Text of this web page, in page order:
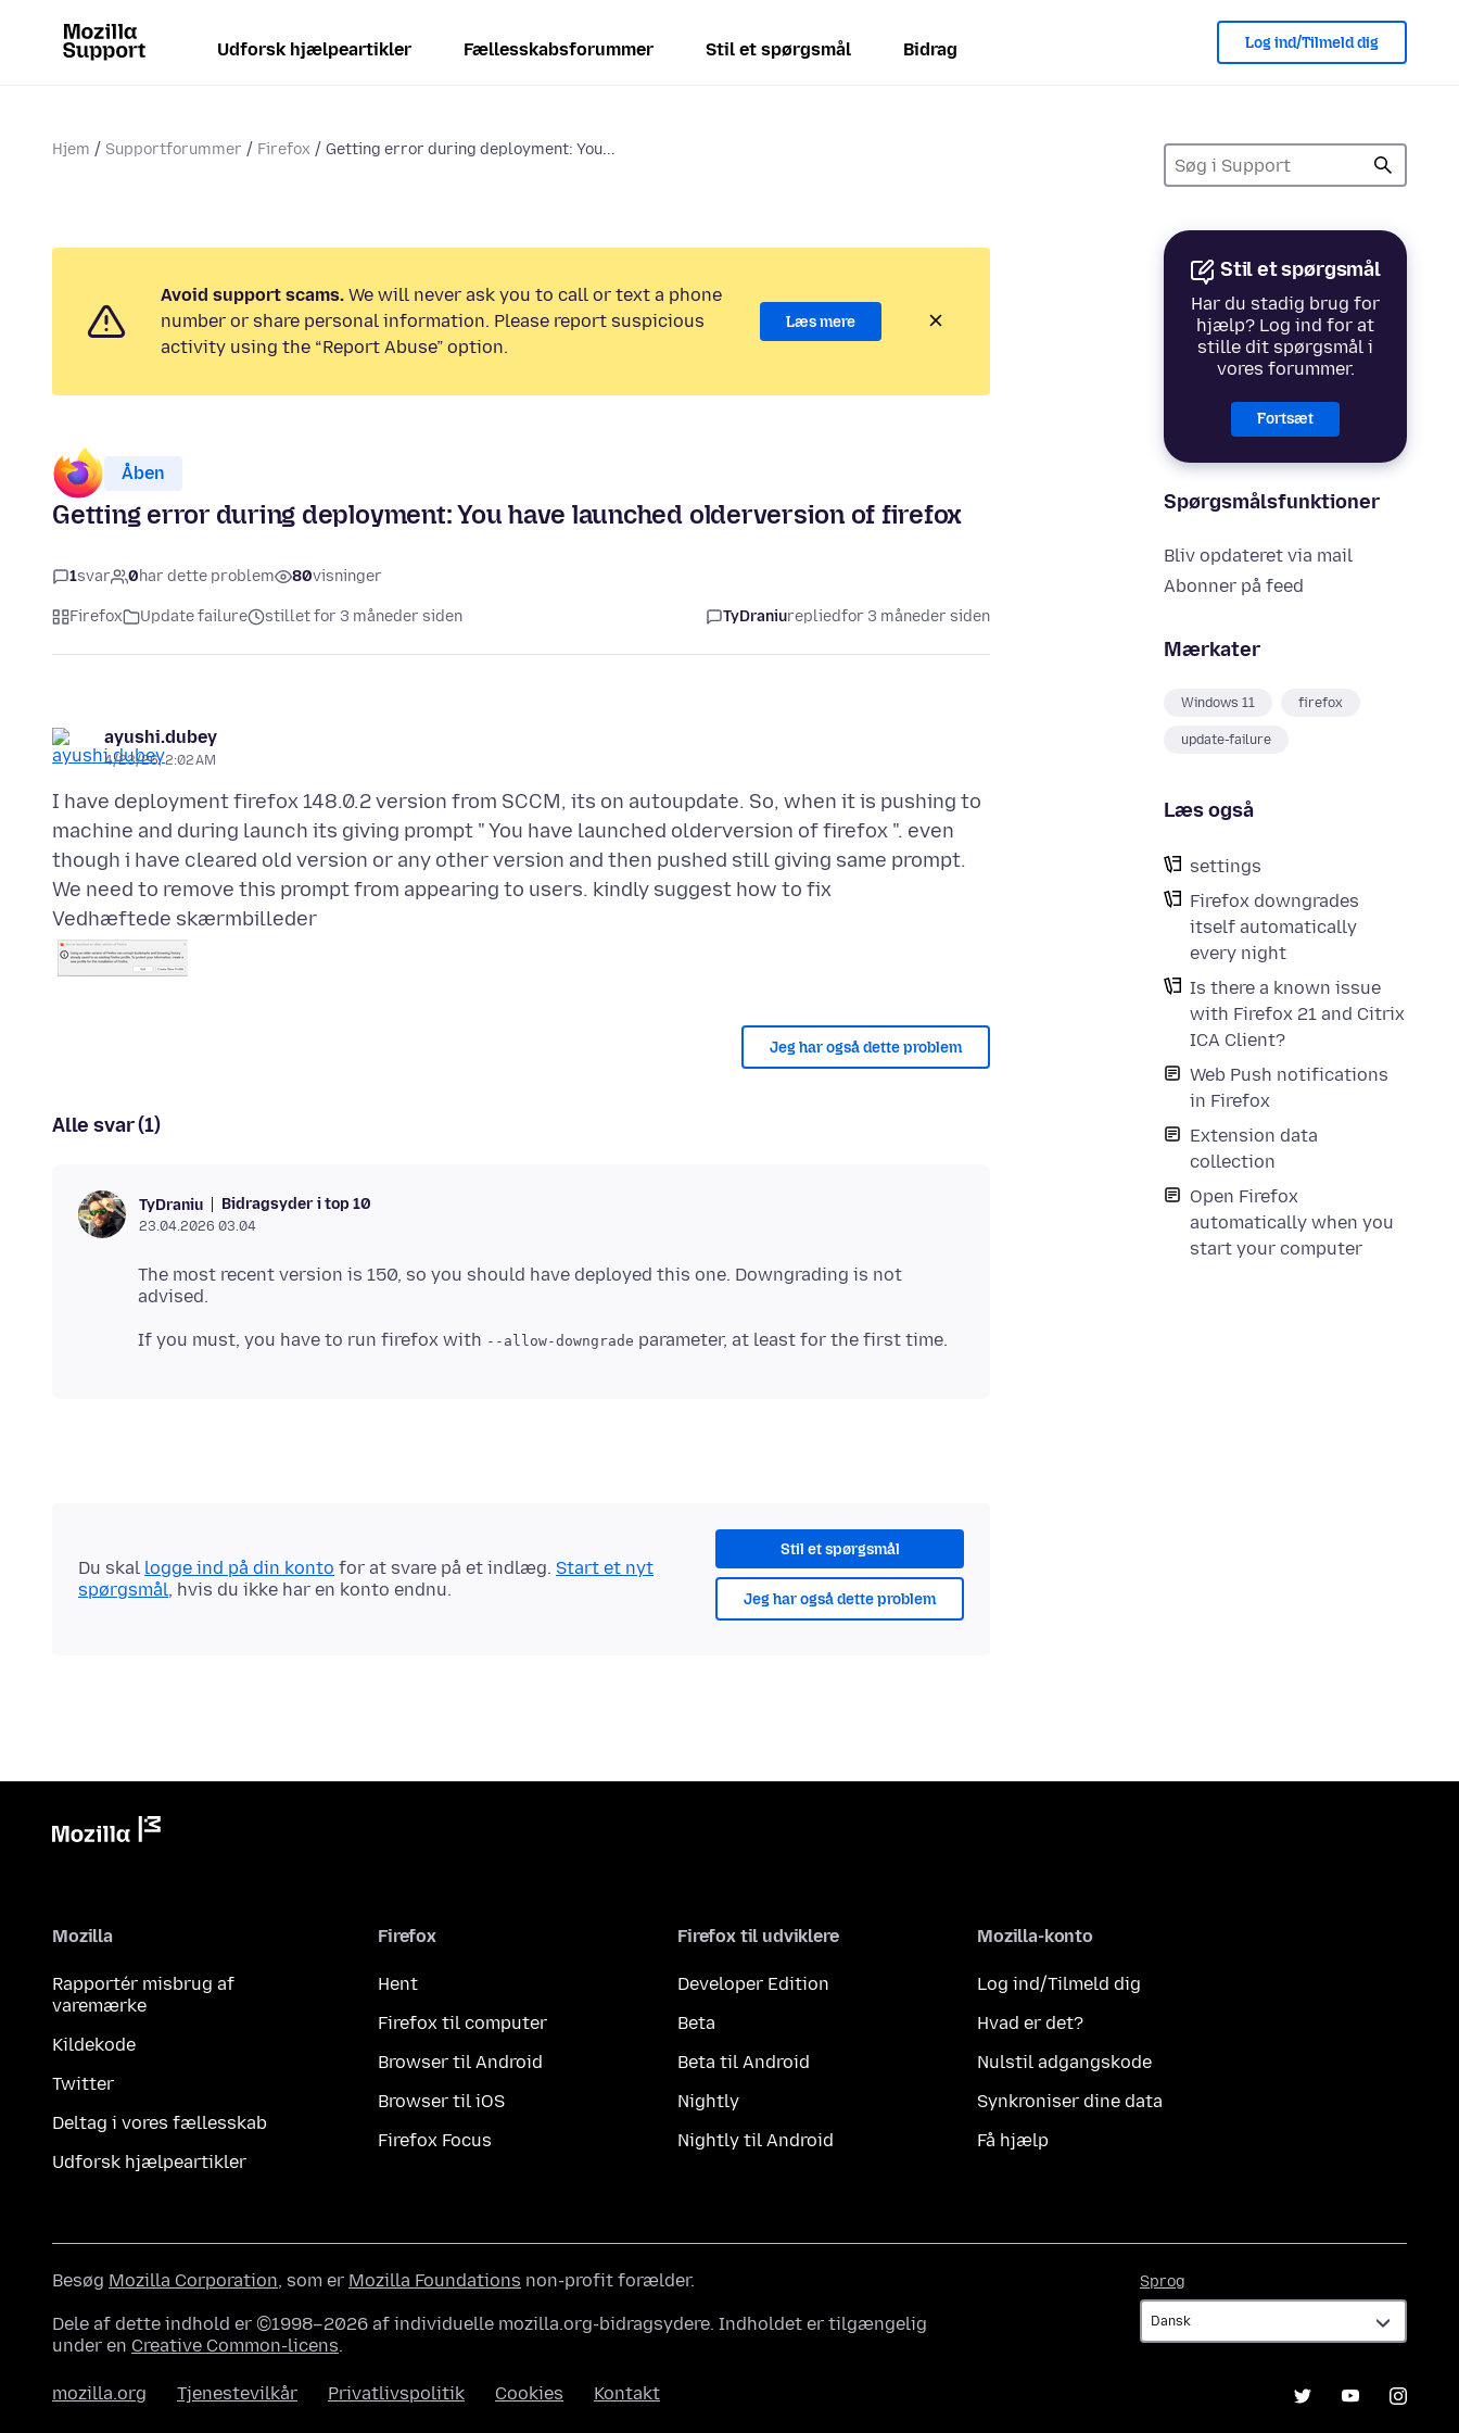
Udforsk hjælpeartikler Fællesskabsforummer Stil et spørgsmål Bidrag Log ind/Tilmeld dig
Hjem Supportforummer Firefox Getting error during deployment: You...
Stil et spørgsmål
Har du stadig brug for
hjælp? Log ind for at
stille dit spørgsmål i
vores forummer.
Fortsæt
Spørgsmålsfunktioner
Bliv opdateret via mail
Abonner på feed
Mærkater
Windows 11 firefox
update-failure
Læs også
settings
Firefox downgrades
itself automatically
every night
Is there a known issue
with Firefox 21 and Citrix
ICA Client?
Web Push notifications
in Firefox
Extension data
collection
Open Firefox
automatically when you
start your computer
Avoid support scams. We will never ask you to call or text a phone
number or share personal information. Please report suspicious
activity using the “Report Abuse” option.
Læs mere
Åben
Getting error during deployment: You have launched olderversion of firefox
1svar 0har dette problem 80visninger
Firefox Update failure stillet for 3 måneder siden TyDraniurepliedfor 3 måneder siden
ayushi.dubey
4/23/26, 2:02 AM
I have deployment firefox 148.0.2 version from SCCM, its on autoupdate. So, when it is pushing to
machine and during launch its giving prompt " You have launched olderversion of firefox ". even
though i have cleared old version or any other version and then pushed still giving same prompt.
Vedhæftede skærmbilleder
Jeg har også dette problem
Alle svar (1)
TyDraniu Bidragsyder i top 10
23.04.2026 03.04
The most recent version is 150, so you should have deployed this one. Downgrading is not
If you must, you have to run firefox with --allow-downgrade
Stil et spørgsmål
Jeg har også dette problem
Du skal logge ind på din konto for at svare på et indlæg. Start et nyt
spørgsmål, hvis du ikke har en konto endnu.
Mozilla
Rapportér misbrug af
varemærke
Kildekode
Twitter
Deltag i vores fællesskab
Udforsk hjælpeartikler
Firefox
Hent
Firefox til computer
Browser til Android
Browser til iOS
Firefox Focus
Firefox til udviklere
Developer Edition
Beta
Beta til Android
Nightly
Nightly til Android
Mozilla-konto
Log ind/Tilmeld dig
Hvad er det?
Nulstil adgangskode
Synkroniser dine data
Få hjælp
Sprog
Besøg Mozilla Corporation, som er Mozilla Foundations non-profit forælder.
Dele af dette indhold er ©1998–2026 af individuelle mozilla.org-bidragsydere. Indholdet er tilgængelig
under en Creative Common-licens.
mozilla.org Tjenestevilkår Privatlivspolitik Cookies Kontakt